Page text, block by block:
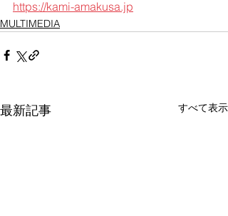
https://kami-amakusa.jp
MULTIMEDIA
最新記事 すべて表示